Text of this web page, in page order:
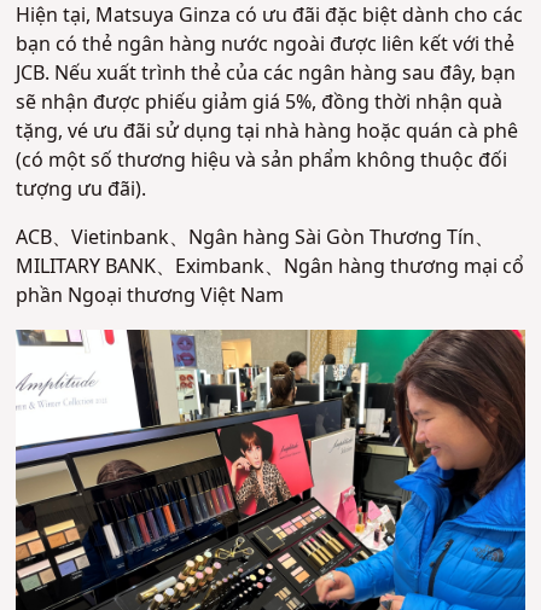
Hiện tại, Matsuya Ginza có ưu đãi đặc biệt dành cho các
bạn có thẻ ngân hàng nước ngoài được liên kết với thẻ
JCB. Nếu xuất trình thẻ của các ngân hàng sau đây, bạn
sẽ nhận được phiếu giảm giá 5%, đồng thời nhận quà
tặng, vé ưu đãi sử dụng tại nhà hàng hoặc quán cà phê
(có một số thương hiệu và sản phẩm không thuộc đối
tượng ưu đãi).
ACB、Vietinbank、Ngân hàng Sài Gòn Thương Tín、
MILITARY BANK、Eximbank、Ngân hàng thương mại cổ
phần Ngoại thương Việt Nam